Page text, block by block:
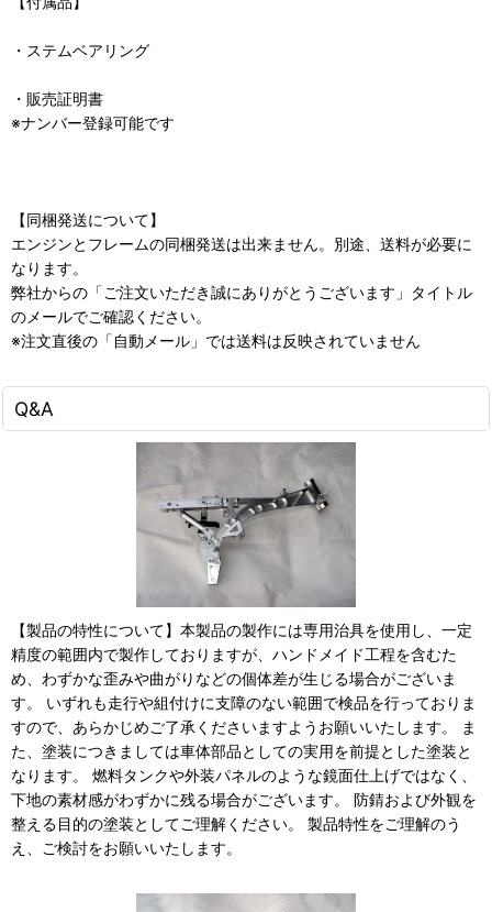
・ステムベアリング
・販売証明書
※ナンバー登録可能です
【同梱発送について】
エンジンとフレームの同梱発送は出来ません。別途、送料が必要に
なります。
弊社からの「ご注文いただき誠にありがとうございます」タイトル
のメールでご確認ください。
※注文直後の「自動メール」では送料は反映されていません
Q&A
【製品の特性について】本製品の製作には専用治具を使用し、一定
精度の範囲内で製作しておりますが、ハンドメイド工程を含むた
め、わずかな歪みや曲がりなどの個体差が生じる場合がございま
す。 いずれも走行や組付けに支障のない範囲で検品を行っておりま
すので、あらかじめご了承くださいますようお願いいたします。 ま
た、塗装につきましては車体部品としての実用を前提とした塗装と
なります。 燃料タンクや外装パネルのような鏡面仕上げではなく、
下地の素材感がわずかに残る場合がございます。 防錆および外観を
整える目的の塗装としてご理解ください。 製品特性をご理解のう
え、ご検討をお願いいたします。